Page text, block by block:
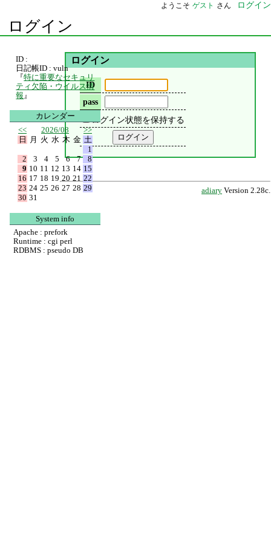
ようこそ ゲスト さん ログイン
ログイン
ログイン
ID
pass
ログイン状態を保持する
adiary Version 2.28c.
ID :
日記帳ID : vuln
『特に重要なセキュリ
ティ欠陥・ウイルス情
報 』
カレンダー
<<
2026/08
>>
日
月 火 水 木 金 土
1
2
3 4 5 6 7
8
9 10 11 12 13 14 15
16 17 18 19 20 21 22
23 24 25 26 27 28 29
30 31
System info
Apache : prefork
Runtime : cgi perl
RDBMS : pseudo DB